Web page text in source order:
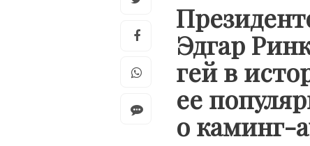
Эдгар
гей в
ее
о каминг-